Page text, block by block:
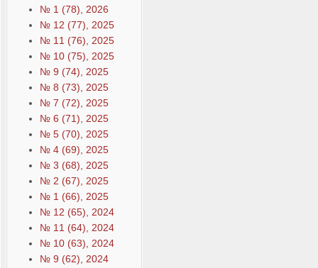
№ 1 (78), 2026
№ 12 (77), 2025
№ 11 (76), 2025
№ 10 (75), 2025
№ 9 (74), 2025
№ 8 (73), 2025
№ 7 (72), 2025
№ 6 (71), 2025
№ 5 (70), 2025
№ 4 (69), 2025
№ 3 (68), 2025
№ 2 (67), 2025
№ 1 (66), 2025
№ 12 (65), 2024
№ 11 (64), 2024
№ 10 (63), 2024
№ 9 (62), 2024